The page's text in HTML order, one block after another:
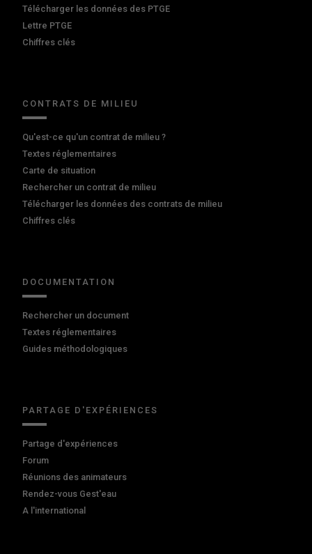
Télécharger les données des PTGE
Lettre PTGE
Chiffres clés
CONTRATS DE MILIEU
Qu'est-ce qu'un contrat de milieu ?
Textes réglementaires
Carte de situation
Rechercher un contrat de milieu
Télécharger les données des contrats de milieu
Chiffres clés
DOCUMENTATION
Rechercher un document
Textes réglementaires
Guides méthodologiques
PARTAGE D'EXPÉRIENCES
Partage d'expériences
Forum
Réunions des animateurs
Rendez-vous Gest'eau
A l'international